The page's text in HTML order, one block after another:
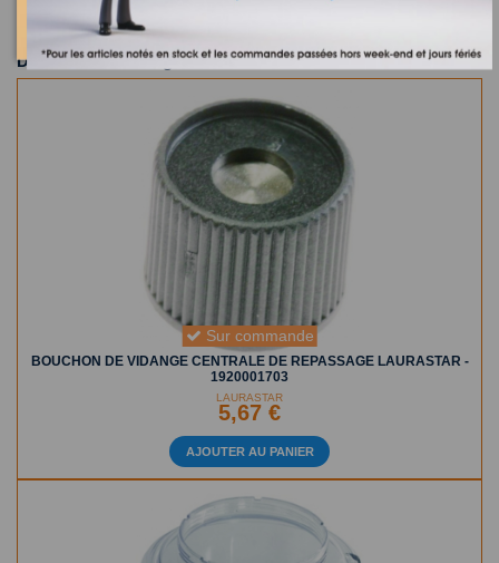
Dans la même catégorie
Sur commande
BOUCHON DE VIDANGE CENTRALE DE REPASSAGE LAURASTAR -
1920001703
LAURASTAR
5,67 €
AJOUTER AU PANIER